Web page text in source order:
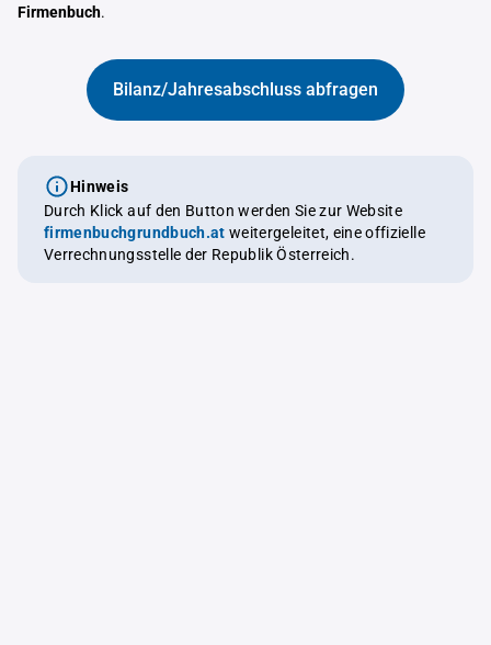
Firmenbuch.
Bilanz/Jahresabschluss abfragen
Hinweis
Durch Klick auf den Button werden Sie zur Website
firmenbuchgrundbuch.at weitergeleitet, eine offizielle
Verrechnungsstelle der Republik Österreich.